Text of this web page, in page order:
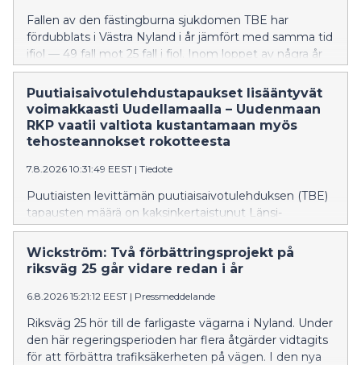
Fallen av den fästingburna sjukdomen TBE har
fördubblats i Västra Nyland i år jämfört med samma tid
ifjol — 49 fall mot 25 fall i fjol. Inom loppet av några år
har TBE också börjat förekomma i östnyländska
kommuner, även om det handlar om tämligen få fall
tills vidare. Förra året dog fyra personer i Nyland av
TBE. Många av Finlands riskområden finns i Nyland.
Puutiaisaivotulehdustapaukset lisääntyvät
voimakkaasti Uudellamaalla – Uudenmaan
RKP vaatii valtiota kustantamaan myös
tehosteannokset rokotteesta
7.8.2026 10:31:49 EEST | Tiedote
Puutiaisten levittämän puutiaisaivotulehduksen (TBE)
tapausten määrä on kaksinkertaistunut Länsi-
Uudellamaalla tänä vuonna verrattuna viime vuoden
vastaavaan ajankohtaan – tapauksia on todettu tänä
kesänä jo 49, kun viime vuonna niitä oli 25. Viime
vuosien aikana TBE:tä on alkanut esiintyä myös Itä-
Uudenmaan kunnissa, vaikka tapausmäärät ovat
henkilöä kuoli Uudellamaalla TBE:n seurauksena.
Monet Suomen riskialueista sijaitsevat Uudellamaalla.
Wickström: Två förbättringsprojekt på
riksväg 25 går vidare redan i år
6.8.2026 15:21:12 EEST | Pressmeddelande
Riksväg 25 hör till de farligaste vägarna i Nyland. Under
den här regeringsperioden har flera åtgärder vidtagits
för att förbättra trafiksäkerheten på vägen. I den nya